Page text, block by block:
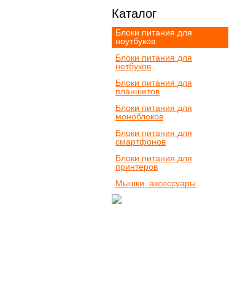
Каталог
Блоки питания для
ноутбуков
Блоки питания для
нетбуков
Блоки питания для
планшетов
Блоки питания для
моноблоков
Блоки питания для
смартфонов
Блоки питания для
принтеров
Мышки, аксессуары